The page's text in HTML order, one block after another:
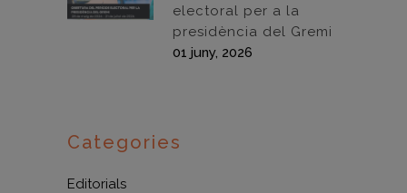
electoral per a la
presidència del Gremi
01 juny, 2026
Categories
Editorials